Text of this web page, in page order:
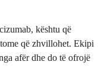
kështu që
që zhvillohet. Ekipi
afër dhe do të ofrojë